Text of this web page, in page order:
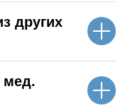
других
мед.